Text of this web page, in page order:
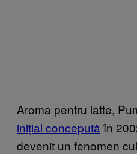
Aroma pentru latte,
inițial concepută în
devenit un fenomen